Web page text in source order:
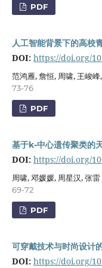
PDF
人工智能背景下的高校
DOI: https://doi.org/
范鸿雁, 詹恒, 周啸, 王峻峰
73-76
PDF
基于k-中心遗传聚类的
DOI: https://doi.org/
周啸, 邓媛媛, 周星汉, 张雷
69-72
PDF
可穿戴技术与时尚设计
DOI: https://doi.org/